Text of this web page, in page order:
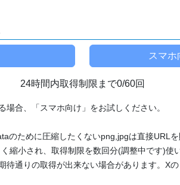
24時間内取得制限まで0/60回
合、「スマホ向け」をお試しください。
のために圧縮したくないpng,jpgは直接URL
縮小され、取得制限を数回分(調整中です)使い
待通りの取得が出来ない場合があります。X